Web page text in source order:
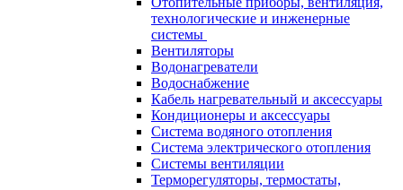
технологические и инженерные
системы
Вентиляторы
Водонагреватели
Водоснабжение
Кабель нагревательный и аксессуары
Кондиционеры и аксессуары
Система водяного отопления
Система электрического отопления
Системы вентиляции
Терморегуляторы, термостаты,